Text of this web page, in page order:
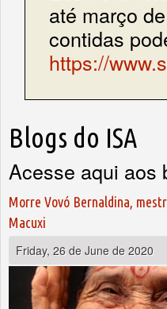
até março
contidas
https://
Blogs do ISA
Acesse aqui aos
Morre Vovó Bernaldina,
Macuxi
Friday, 26 de June de 2020
Pages